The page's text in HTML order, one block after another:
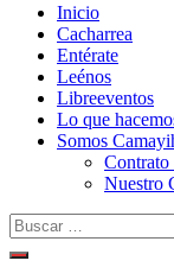
Grupo
Cúcuta –
Comunidad de
Inicio
Cacharrea
Entérate
Leénos
Libreeventos
Lo que
Somos
Contrato
Nuestro
Search
for: